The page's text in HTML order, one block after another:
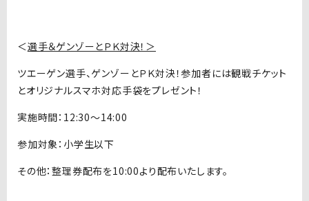
＜選手＆ゲンゾーとＰＫ対決！＞
ツエーゲン選手、ゲンゾーとＰＫ対決！参加者には観戦チケット
とオリジナルスマホ対応手袋をプレゼント！
実施時間：12:30〜14:00
参加対象：小学生以下
その他：整理券配布を10:00より配布いたします。